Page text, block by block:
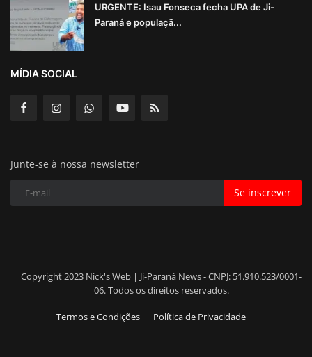
URGENTE: Isau Fonseca fecha UPA de Ji-
Paraná e populaçã...
MÍDIA SOCIAL
Junte-se à nossa newsletter
Se inscrever
Copyright 2023 Nick's Web | Ji-Paraná News - CNPJ: 51.910.523/0001-
06. Todos os direitos reservados.
Termos e Condições Política de Privacidade